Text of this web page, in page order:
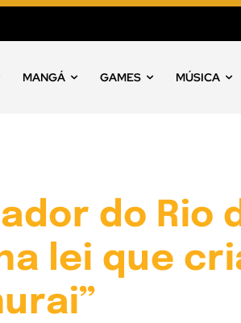
MANGÁ GAMES MÚSICA
do Rio
lei que